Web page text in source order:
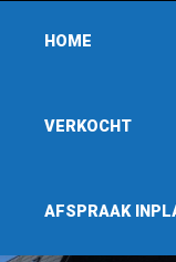
HOME
VERKOCHT
AFSPRAAK